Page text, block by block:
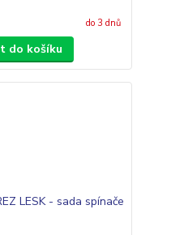
do 3 dnů
do košíku